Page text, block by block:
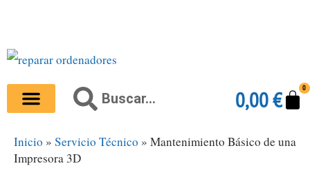
contenido
BuscarBuscar 0,00€ 0
Inicio » Servicio Técnico » Mantenimiento Básico de una
Impresora 3D